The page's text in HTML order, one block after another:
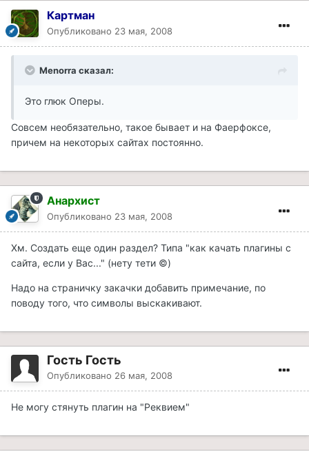
Картман
Опубликовано 23 мая, 2008
Menorra сказал:
Это глюк Оперы.
Совсем необязательно, такое бывает и на Фаерфоксе,
причем на некоторых сайтах постоянно.
Анархист
Опубликовано 23 мая, 2008
Хм. Создать еще один раздел? Типа "как качать плагины с
сайта, если у Вас..." (нету тети ©)
Надо на страничку закачки добавить примечание, по
поводу того, что символы выскакивают.
Гость Гость
Опубликовано 26 мая, 2008
Не могу стянуть плагин на "Реквием"